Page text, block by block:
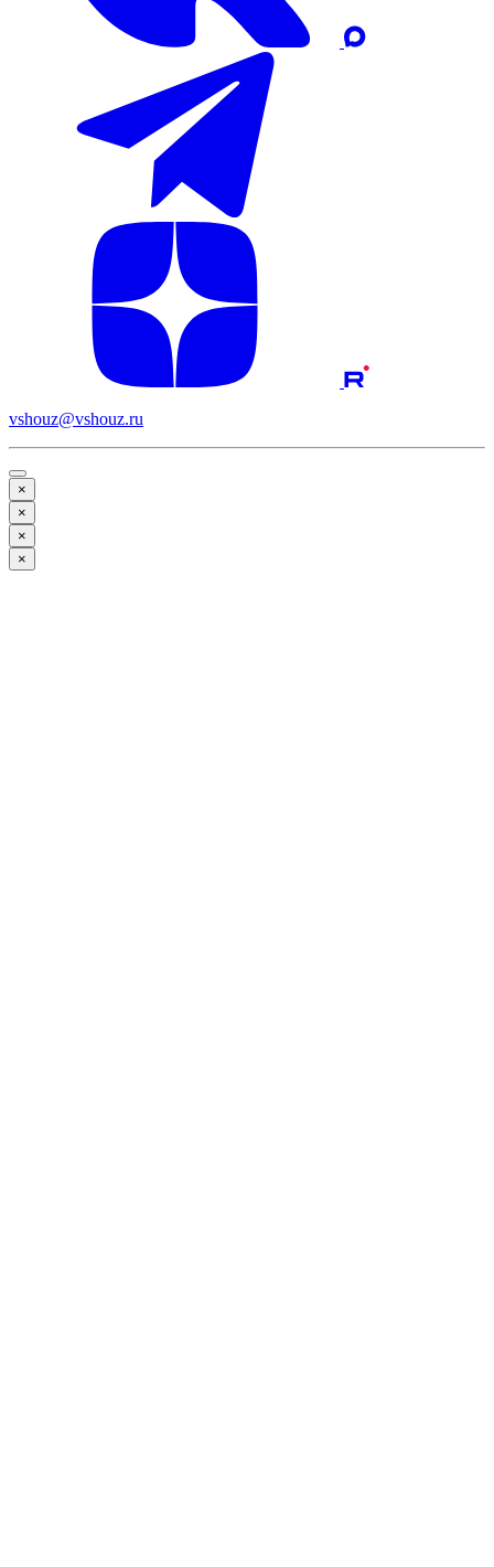
vshouz@vshouz.ru
×
×
×
×